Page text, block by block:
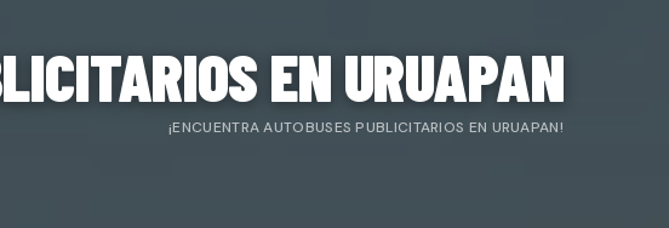
EN URUAPAN
¡ENCUENTRA AUTOBUSES PUBLICITARIOS EN URUAPAN!